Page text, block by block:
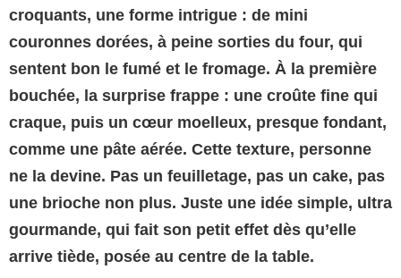
croquants, une forme intrigue : de mini
couronnes dorées, à peine sorties du four, qui
sentent bon le fumé et le fromage. À la première
bouchée, la surprise frappe : une croûte fine qui
craque, puis un cœur moelleux, presque fondant,
comme une pâte aérée. Cette texture, personne
ne la devine. Pas un feuilletage, pas un cake, pas
une brioche non plus. Juste une idée simple, ultra
gourmande, qui fait son petit effet dès qu’elle
arrive tiède, posée au centre de la table.